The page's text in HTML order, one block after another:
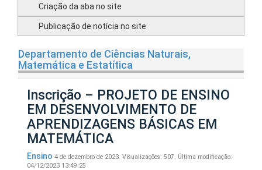
Criação da aba no site
Publicação de notícia no site
Departamento de Ciências Naturais,
Matemática e Estatítica
Inscrição – PROJETO DE ENSINO
EM DESENVOLVIMENTO DE
APRENDIZAGENS BÁSICAS EM
MATEMÁTICA
Ensino 4 de dezembro de 2023. Visualizações: 507. Última modificação:
04/12/2023 13:49:25